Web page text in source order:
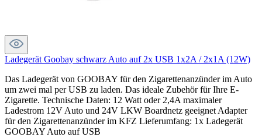
Ladegerät Goobay schwarz Auto auf 2x USB 1x2A / 2x1A (12W)
Das Ladegerät von GOOBAY für den Zigarettenanzünder im Auto
um zwei mal per USB zu laden. Das ideale Zubehör für Ihre E-
Zigarette. Technische Daten: 12 Watt oder 2,4A maximaler
Ladestrom 12V Auto und 24V LKW Boardnetz geeignet Adapter
für den Zigarettenanzünder im KFZ Lieferumfang: 1x Ladegerät
GOOBAY Auto auf USB